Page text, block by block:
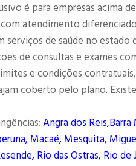
é para empresas acima
atendimento
serviços de saúde no
de consultas e exames
e condições
coberto pelo plano.
Angra dos
Macaé, Mesquita,
Rio das Ostras, Rio